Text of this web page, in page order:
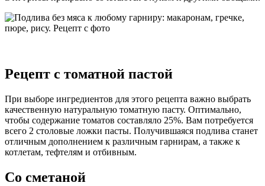
Рецепт с томатной пастой
При выборе ингредиентов для этого рецепта важно выбрать
качественную натуральную томатную пасту. Оптимально,
чтобы содержание томатов составляло 25%. Вам потребуется
всего 2 столовые ложки пасты. Получившаяся подлива станет
отличным дополнением к различным гарнирам, а также к
котлетам, тефтелям и отбивным.
Со сметаной